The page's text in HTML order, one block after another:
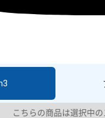
こちらの商品は選択中